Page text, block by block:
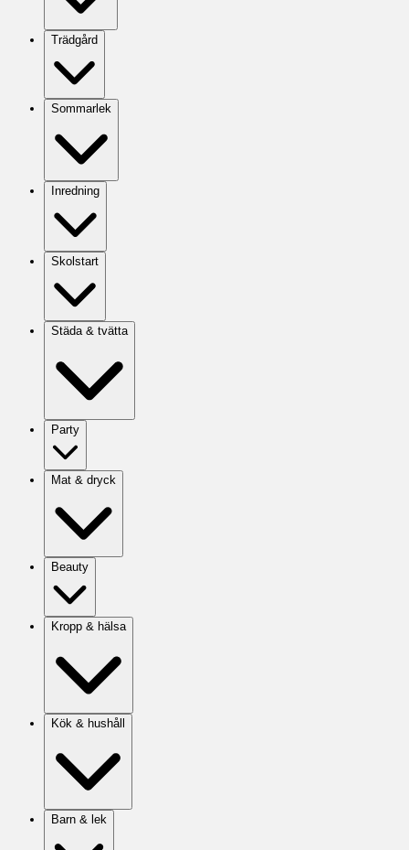
Trädgård
Sommarlek
Inredning
Skolstart
Städa & tvätta
Party
Mat & dryck
Beauty
Kropp & hälsa
Kök & hushåll
Barn & lek